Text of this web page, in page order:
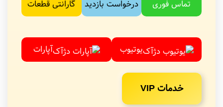
تماس فوری درخواست بازدید گارانتی قطعات
یوتیوب آپارات
خدمات VIP